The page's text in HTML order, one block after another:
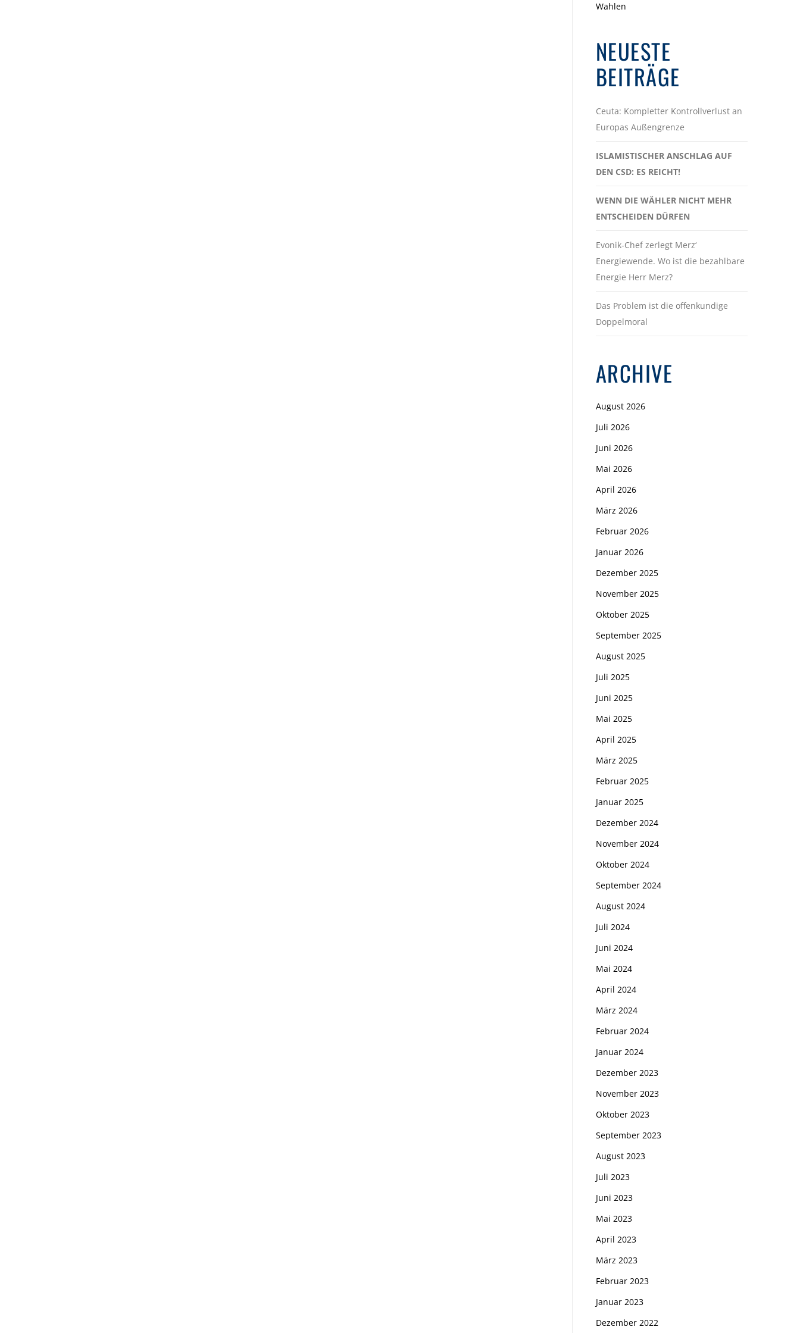
Wahlen
NEUESTE
BEITRÄGE
Ceuta: Kompletter Kontrollverlust an
Europas Außengrenze
ISLAMISTISCHER ANSCHLAG AUF
DEN CSD: ES REICHT!
WENN DIE WÄHLER NICHT MEHR
ENTSCHEIDEN DÜRFEN
Evonik-Chef zerlegt Merz‘
Energiewende. Wo ist die bezahlbare
Energie Herr Merz?
Das Problem ist die offenkundige
Doppelmoral
ARCHIVE
August 2026
Juli 2026
Juni 2026
Mai 2026
April 2026
März 2026
Februar 2026
Januar 2026
Dezember 2025
November 2025
Oktober 2025
September 2025
August 2025
Juli 2025
Juni 2025
Mai 2025
April 2025
März 2025
Februar 2025
Januar 2025
Dezember 2024
November 2024
Oktober 2024
September 2024
August 2024
Juli 2024
Juni 2024
Mai 2024
April 2024
März 2024
Februar 2024
Januar 2024
Dezember 2023
November 2023
Oktober 2023
September 2023
August 2023
Juli 2023
Juni 2023
Mai 2023
April 2023
März 2023
Februar 2023
Januar 2023
Dezember 2022